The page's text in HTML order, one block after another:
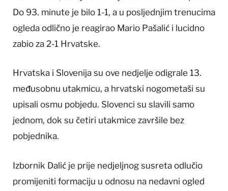
Do 93. minute je bilo 1-1, a u posljednjim trenucima
ogleda odlično je reagirao Mario Pašalić i lucidno
zabio za 2-1 Hrvatske.
Hrvatska i Slovenija su ove nedjelje odigrale 13.
međusobnu utakmicu, a hrvatski nogometaši su
upisali osmu pobjedu. Slovenci su slavili samo
jednom, dok su četiri utakmice završile bez
pobjednika.
Izbornik Dalić je prije nedjeljnog susreta odlučio
promijeniti formaciju u odnosu na nedavni ogled